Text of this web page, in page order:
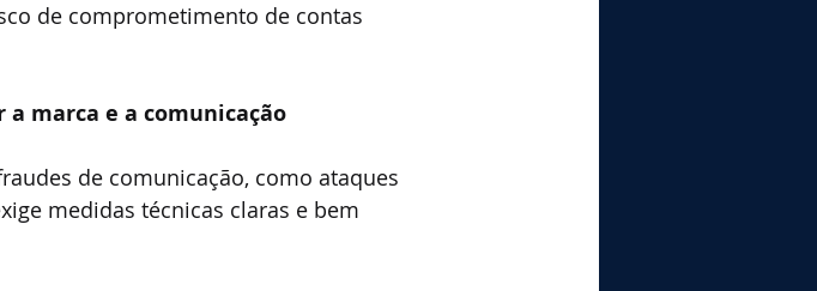
de comprometimento de contas
marca e a comunicação
de comunicação, como ataques
medidas técnicas claras e bem